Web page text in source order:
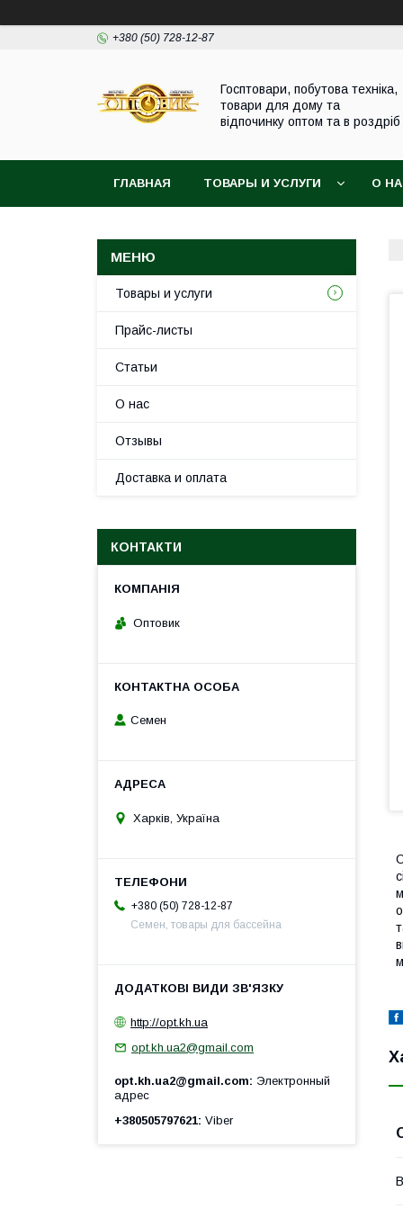
+380 (50) 728-12-87
Госптовари, побутова техніка,
товари для дому та
відпочинку оптом та в роздріб
ГЛАВНАЯ ТОВАРЫ И УСЛУГИ О
Товары и услуги
Прайс-листы
Статьи
О нас
Отзывы
Доставка и оплата
КОНТАКТИ
Оптовик
Семен
Харків, Україна
+380 (50) 728-12-87
Семен, товары для бассейна
http://opt.kh.ua
opt.kh.ua2@gmail.com
opt.kh.ua2@gmail.com
Электронный
адрес
+380505797621 Viber